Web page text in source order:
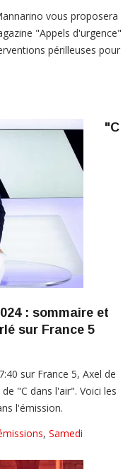
vous proposera
"Appels d'urgence"
périlleuses pour
"C
: sommaire et
sur France 5
sur France 5, Axel de
"C dans l'air". Voici les
l'émission.
, Samedi